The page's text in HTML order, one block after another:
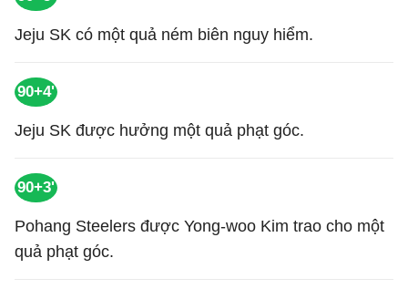
Jeju SK có một quả ném biên nguy hiểm.
90+4'
Jeju SK được hưởng một quả phạt góc.
90+3'
Pohang Steelers được Yong-woo Kim trao cho một
quả phạt góc.